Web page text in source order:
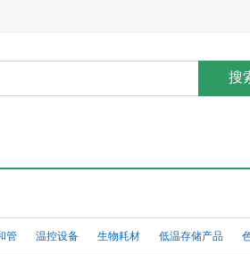
搜
管 温控设备 生物耗材 低温存储产品